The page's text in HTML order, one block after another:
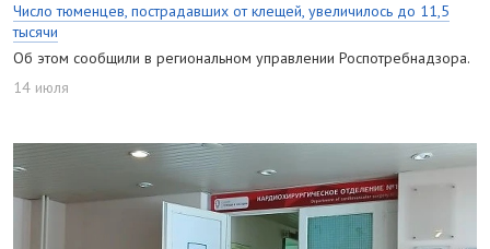
Число тюменцев, пострадавших от клещей, увеличилось до 11,5
тысячи
Об этом сообщили в региональном управлении Роспотребнадзора.
14 июля